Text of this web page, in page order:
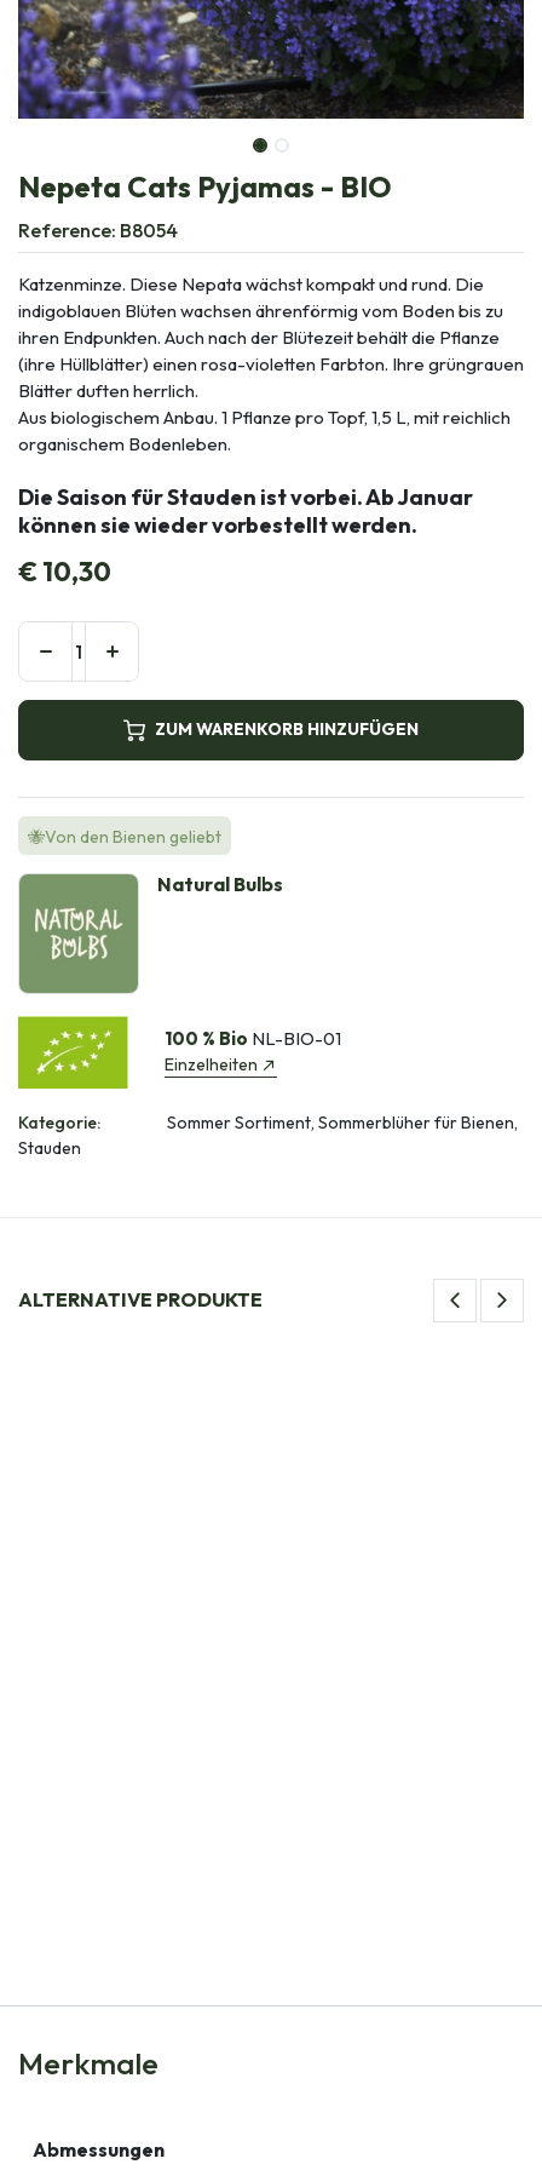
Nepeta Cats Pyjamas - BIO
Reference: B8054
Katzenminze. Diese Nepata wächst kompakt und rund. Die
indigoblauen Blüten wachsen ährenförmig vom Boden bis zu
ihren Endpunkten. Auch nach der Blütezeit behält die Pflanze
(ihre Hüllblätter) einen rosa-violetten Farbton. Ihre grüngrauen
Blätter duften herrlich.
Aus biologischem Anbau. 1 Pflanze pro Topf, 1,5 L, mit reichlich
organischem Bodenleben.
Die Saison für Stauden ist vorbei. Ab Januar
können sie wieder vorbestellt werden.
€10,30
ZUM WARENKORB HINZUFÜGEN
🐝Von den Bienen geliebt
Natural Bulbs
100 % Bio NL-BIO-01
Einzelheiten
Kategorie:
Sommer Sortiment, Sommerblüher für Bienen,
Stauden
ALTERNATIVE PRODUKTE
Merkmale
Abmessungen